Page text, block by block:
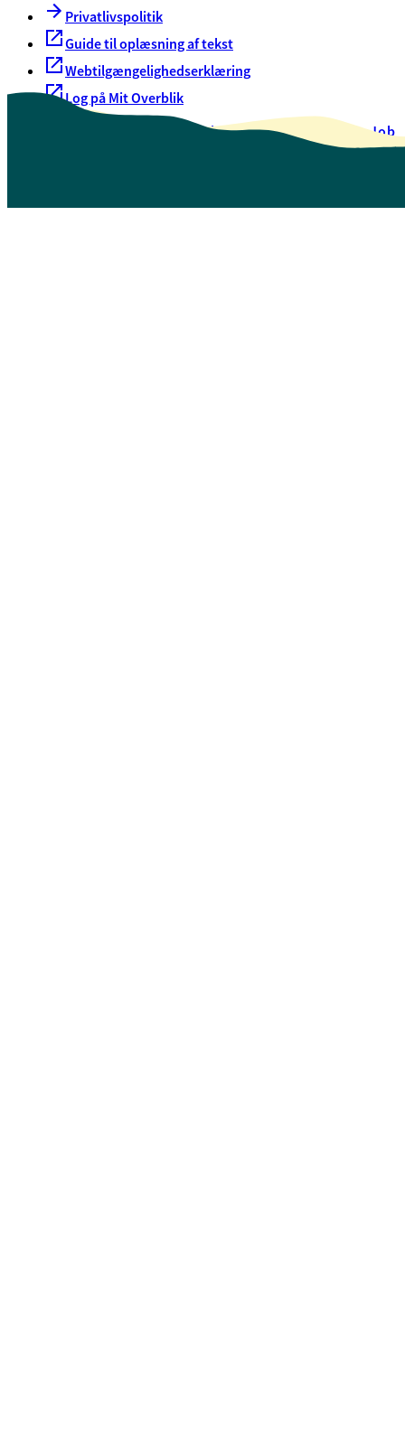
Privatlivspolitik
Guide til oplæsning af tekst
Webtilgængelighedserklæring
Log på Mit Overblik
Oversigt over selvbetjeningJob